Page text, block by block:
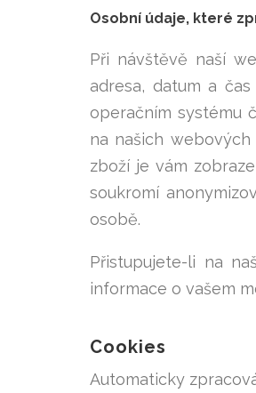
Osobní údaje, které
Při návštěvě naší
adresa, datum a
operačním systému
na našich
zboží je vám
soukromí
osobě.
Přistupujete-li na
informace o vašem
Cookies
Automaticky